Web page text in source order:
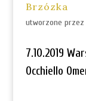
Brzózka
utworzone przez
7.10.2019
Occhiello